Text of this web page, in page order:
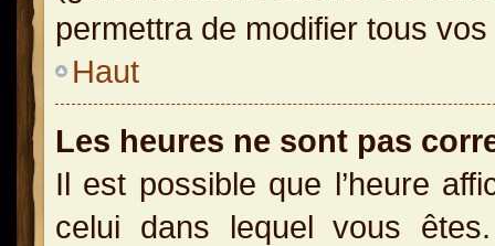
permettra de modifier tous
Haut
Les heures ne sont pas
Il est possible que l’heure
celui dans lequel vous